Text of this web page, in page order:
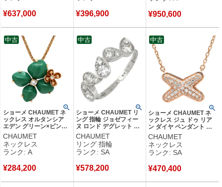
¥637,000 ¥396,900 ¥950,600
ショーメ CHAUMET ネ
ックレス オルタンシア
エデン グリーン×ピンク
ゴールド 緑 K18 750 PG
ダイヤモンド マラカイト
083144-000 【保証書】
【中古】中古美品
CHAUMET
ネックレス
ランク: A
¥284,200
中古
ショーメ CHAUMET リ
ング 指輪 ジョゼフィー
ヌ ロンド デグレット ホ
ワイトゴールド
#52(JP12) ダイヤモンド
10石 12号 083668 【保
証書】 【中古】新品同様
CHAUMET
リング 指輪
ランク: SA
¥578,200
中古
ショーメ CHAUMET ネ
ックレス ジュ ドゥ リア
ン ダイヤ ペンダント ピ
ンクゴールド 750 18K
PG ブリリアントカット
083221 【保証書】 【中
古】新品同様品
CHAUMET
ネックレス
ランク: SA
¥470,400
中古